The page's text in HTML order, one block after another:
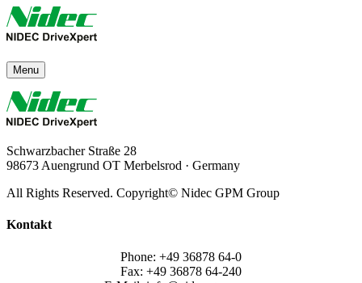
Menu
Schwarzbacher Straße 28
98673 Auengrund OT Merbelsrod · Germany
All Rights Reserved. Copyright© Nidec GPM Group
Kontakt
Phone: +49 36878 64-0
Fax: +49 36878 64-240